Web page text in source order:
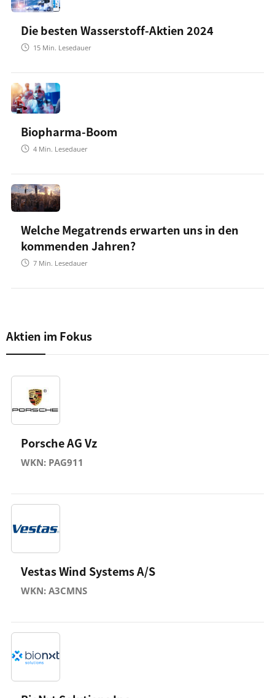
Die besten Wasserstoff-Aktien 2024
15 Min. Lesedauer
Biopharma-Boom
4 Min. Lesedauer
Welche Megatrends erwarten uns in den
kommenden Jahren?
7 Min. Lesedauer
Aktien im Fokus
Porsche AG Vz
WKN: PAG911
Vestas Wind Systems A/S
WKN: A3CMNS